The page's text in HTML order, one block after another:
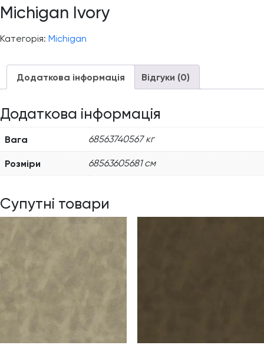
Michigan Ivory
Категорія: Michigan
Додаткова інформація Відгуки (0)
Додаткова інформація
Вага 68563740567 кг
Розміри 68563605681 см
Супутні товари